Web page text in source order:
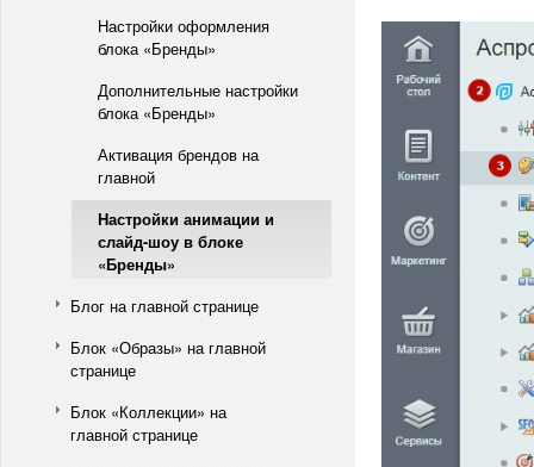
Настройки оформления
блока «Бренды»
Дополнительные настройки
блока «Бренды»
Активация брендов на
главной
Настройки анимации и
слайд-шоу в блоке
«Бренды»
Блог на главной странице
Блок «Образы» на главной
странице
Блок «Коллекции» на
главной странице